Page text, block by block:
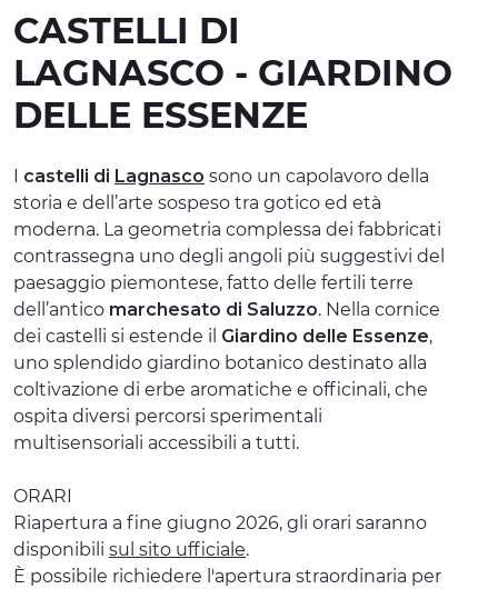
NATURA E BENESSERE
ESPERIENZE
EVENTI
OFFERTE
ACCOGLIENZA
CASTELLI DI
LAGNASCO - GIARDINO
DELLE ESSENZE
castelli di Lagnasco sono un capolavoro della
storia e dell’arte sospeso tra gotico ed età
moderna. La geometria complessa dei fabbricati
contrassegna uno degli angoli più suggestivi del
paesaggio piemontese, fatto delle fertili terre
dell’antico marchesato di Saluzzo. Nella cornice
dei castelli si estende il Giardino delle Essenze,
uno splendido giardino botanico destinato alla
coltivazione di erbe aromatiche e officinali, che
ospita diversi percorsi sperimentali
multisensoriali accessibili a tutti.
ORARI
Riapertura a fine giugno 2026, gli orari saranno
disponibili sul sito ufficiale.
È possibile richiedere l'apertura straordinaria per